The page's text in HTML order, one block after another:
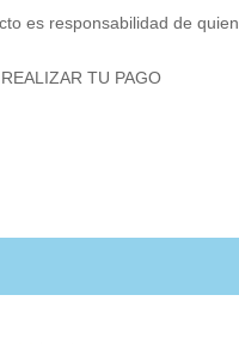
es responsabilidad de
TU PAGO